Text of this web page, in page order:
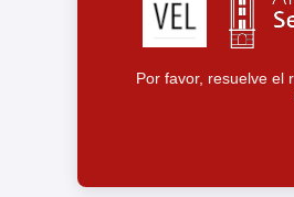
Por favor, resuelve el